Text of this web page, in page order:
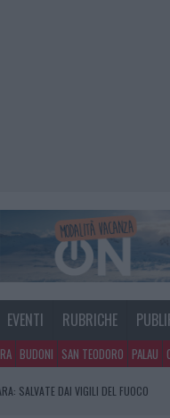
EVENTI RUBRICHE
BUDONI SAN TEODORO PALAU
SALVATE DAI VIGILI DEL FUOCO